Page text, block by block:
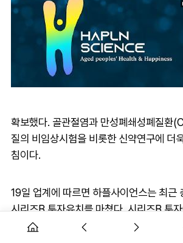
확보했다. 골관절염과 만성폐쇄성폐질환
질의 비임상시험을 비롯한 신약연구에 더
침이다.
19일 업계에 따르면 하플사이언스는 최근
시리즈B 투자유치를 마쳤다. 시리즈B 투
로 인연을 맺었던 DSC인베스트먼트와 컴